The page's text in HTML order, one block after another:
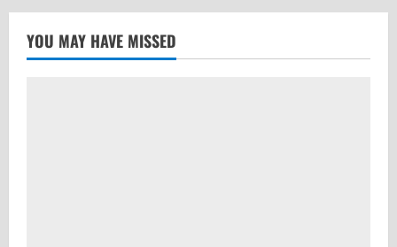
YOU MAY HAVE MISSED